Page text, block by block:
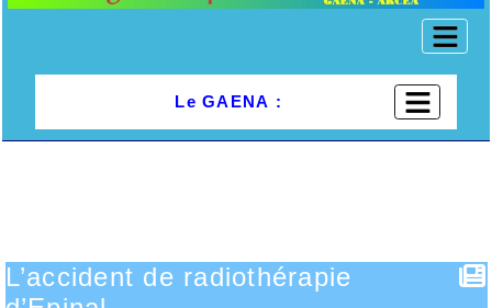
Le GAENA :
L’accident de radiothérapie